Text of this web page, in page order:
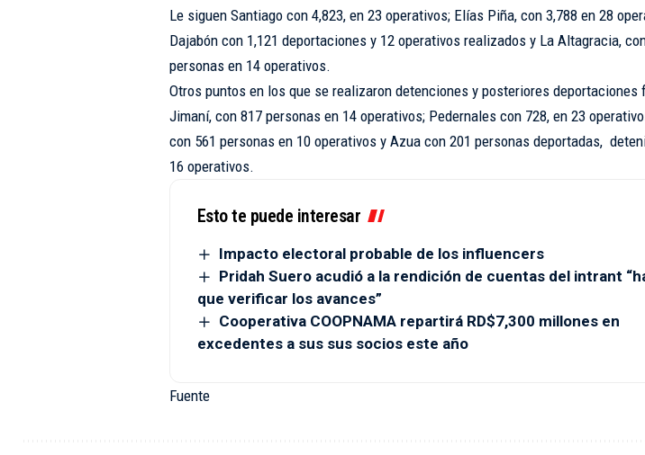
Le siguen Santiago con 4,823, en 23 operativos; Elías Piña, con 3,788 en 28
Dajabón con 1,121 deportaciones y 12 operativos realizados y La Altagracia,
personas en 14 operativos.
Otros puntos en los que se realizaron detenciones y posteriores deportaciones
Jimaní, con 817 personas en 14 operativos; Pedernales con 728, en 23
con 561 personas en 10 operativos y Azua con 201 personas deportadas,
16 operativos.
Esto te puede interesar
Impacto electoral probable de los influencers
Pridah Suero acudió a la rendición de cuentas del intrant
que verificar los avances”
Cooperativa COOPNAMA repartirá RD$7,300 millones en
excedentes a sus sus socios este año
Fuente